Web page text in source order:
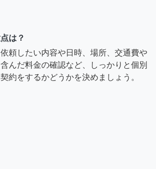
は？
頼したい内容や日時、場所、交通費や
んだ料金の確認など、しっかりと個別
約をするかどうかを決めましょう。